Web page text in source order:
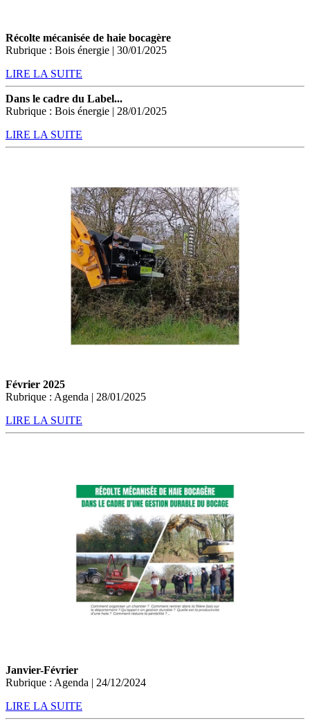
Récolte mécanisée de haie bocagère
Rubrique : Bois énergie | 30/01/2025
LIRE LA SUITE
Dans le cadre du Label...
Rubrique : Bois énergie | 28/01/2025
LIRE LA SUITE
Février 2025
Rubrique : Agenda | 28/01/2025
LIRE LA SUITE
Janvier-Février
Rubrique : Agenda | 24/12/2024
LIRE LA SUITE